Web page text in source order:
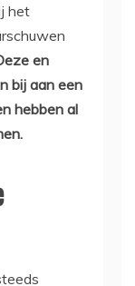
het
en
bij aan een
hebben al